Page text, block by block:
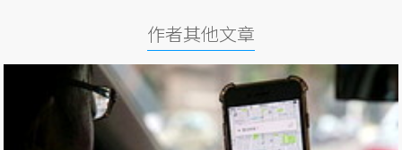
作者其他文章